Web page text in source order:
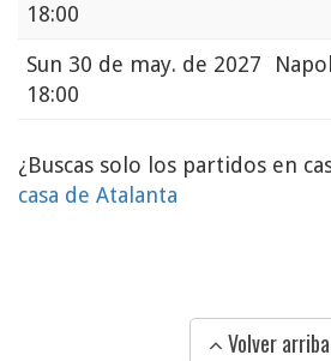
18:00
Sun 30 de may. de 2027
18:00
¿Buscas solo los partidos en
casa de Atalanta
Volver arriba